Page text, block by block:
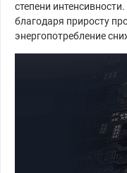
степени
благодаря приросту
энергопотребление